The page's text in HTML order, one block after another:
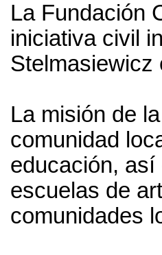
La Fundación
iniciativa civil
Stelmasiewicz
La misión de
comunidad
educación,
escuelas de
comunidades